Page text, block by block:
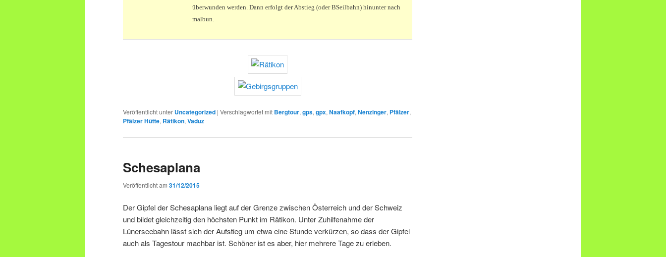
überwunden werden. Dann erfolgt der Abstieg (oder BSeilbahn) hinunter nach
malbun.
Veröffentlicht unter Uncategorized | Verschlagwortet mit Bergtour, gps, gpx, Naafkopf, Nenzinger, Pfälzer,
Pfälzer Hütte, Rätikon, Vaduz
Schesaplana
Veröffentlicht am 31/12/2015
Der Gipfel der Schesaplana liegt auf der Grenze zwischen Österreich und der Schweiz
und bildet gleichzeitig den höchsten Punkt im Rätikon. Unter Zuhilfenahme der
Lünerseebahn lässt sich der Aufstieg um etwa eine Stunde verkürzen, so dass der Gipfel
auch als Tagestour machbar ist. Schöner ist es aber, hier mehrere Tage zu erleben.